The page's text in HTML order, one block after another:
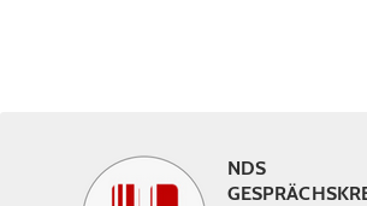
NDS